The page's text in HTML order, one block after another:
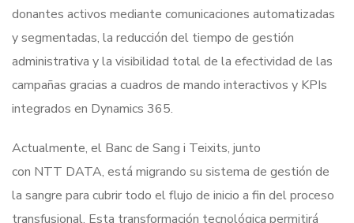
donantes activos mediante comunicaciones automatizadas
y segmentadas, la reducción del tiempo de gestión
administrativa y la visibilidad total de la efectividad de las
campañas gracias a cuadros de mando interactivos y KPIs
integrados en Dynamics 365.
Actualmente, el Banc de Sang i Teixits, junto
con NTT DATA, está migrando su sistema de gestión de
la sangre para cubrir todo el flujo de inicio a fin del proceso
transfusional. Esta transformación tecnológica permitirá